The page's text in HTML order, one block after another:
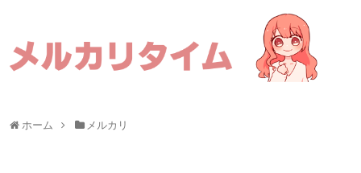
ホーム メルカリ